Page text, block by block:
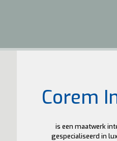
Corem
is een maatwerk
gespecialiseerd in